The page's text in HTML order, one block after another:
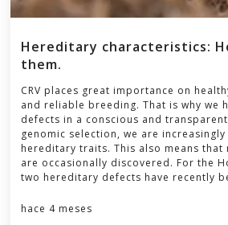
Hereditary characteristics:
them.
CRV places great importance on
and reliable breeding. That is why we
defects in a conscious and
genomic selection, we are
hereditary traits. This also means that
are occasionally discovered. For the
two hereditary defects have recently
hace 4 meses